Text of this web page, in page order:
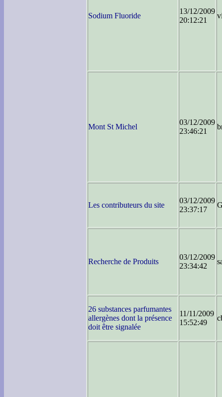
Sodium Fluoride
13/12/2009
20:12:21
Mont St Michel
03/12/2009
23:46:21
Les contributeurs du site
03/12/2009
23:37:17
Recherche de Produits
03/12/2009
23:34:42
26 substances parfumantes
allergènes dont la présence
doit être signalée
11/11/2009
15:52:49